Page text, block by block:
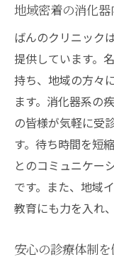
近隣エリ
クリニッ
予約と診
消化器内科
療法
専門医に
ばんのク
患者に寄
治療の流
治療後の
地域密着の消化
ばんのクリニック
提供しています。
持ち、地域の方々
ます。消化器系の
の皆様が気軽に受
す。待ち時間を短
とのコミュニケー
です。また、地域
教育にも力を入れ
安心の診療体制